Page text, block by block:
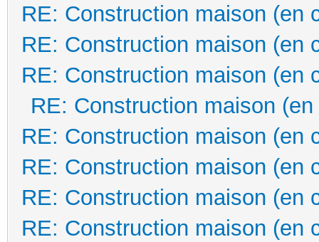
RE: Construction maison (en
RE: Construction maison (en
RE: Construction maison (en
RE: Construction maison
RE: Construction maison (en
RE: Construction maison (en
RE: Construction maison (en
RE: Construction maison (en